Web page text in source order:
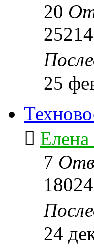
20
25214
25
Елена
7
18024
24